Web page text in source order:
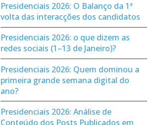
Presidenciais 2026: O Balanço da 1ª
volta das interacções dos candidatos
Presidenciais 2026: o que dizem as
redes sociais (1–13 de Janeiro)?
Presidenciais 2026: Quem dominou a
primeira grande semana digital do
ano?
Presidenciais 2026: Análise de
Conteúdo dos Posts Publicados em